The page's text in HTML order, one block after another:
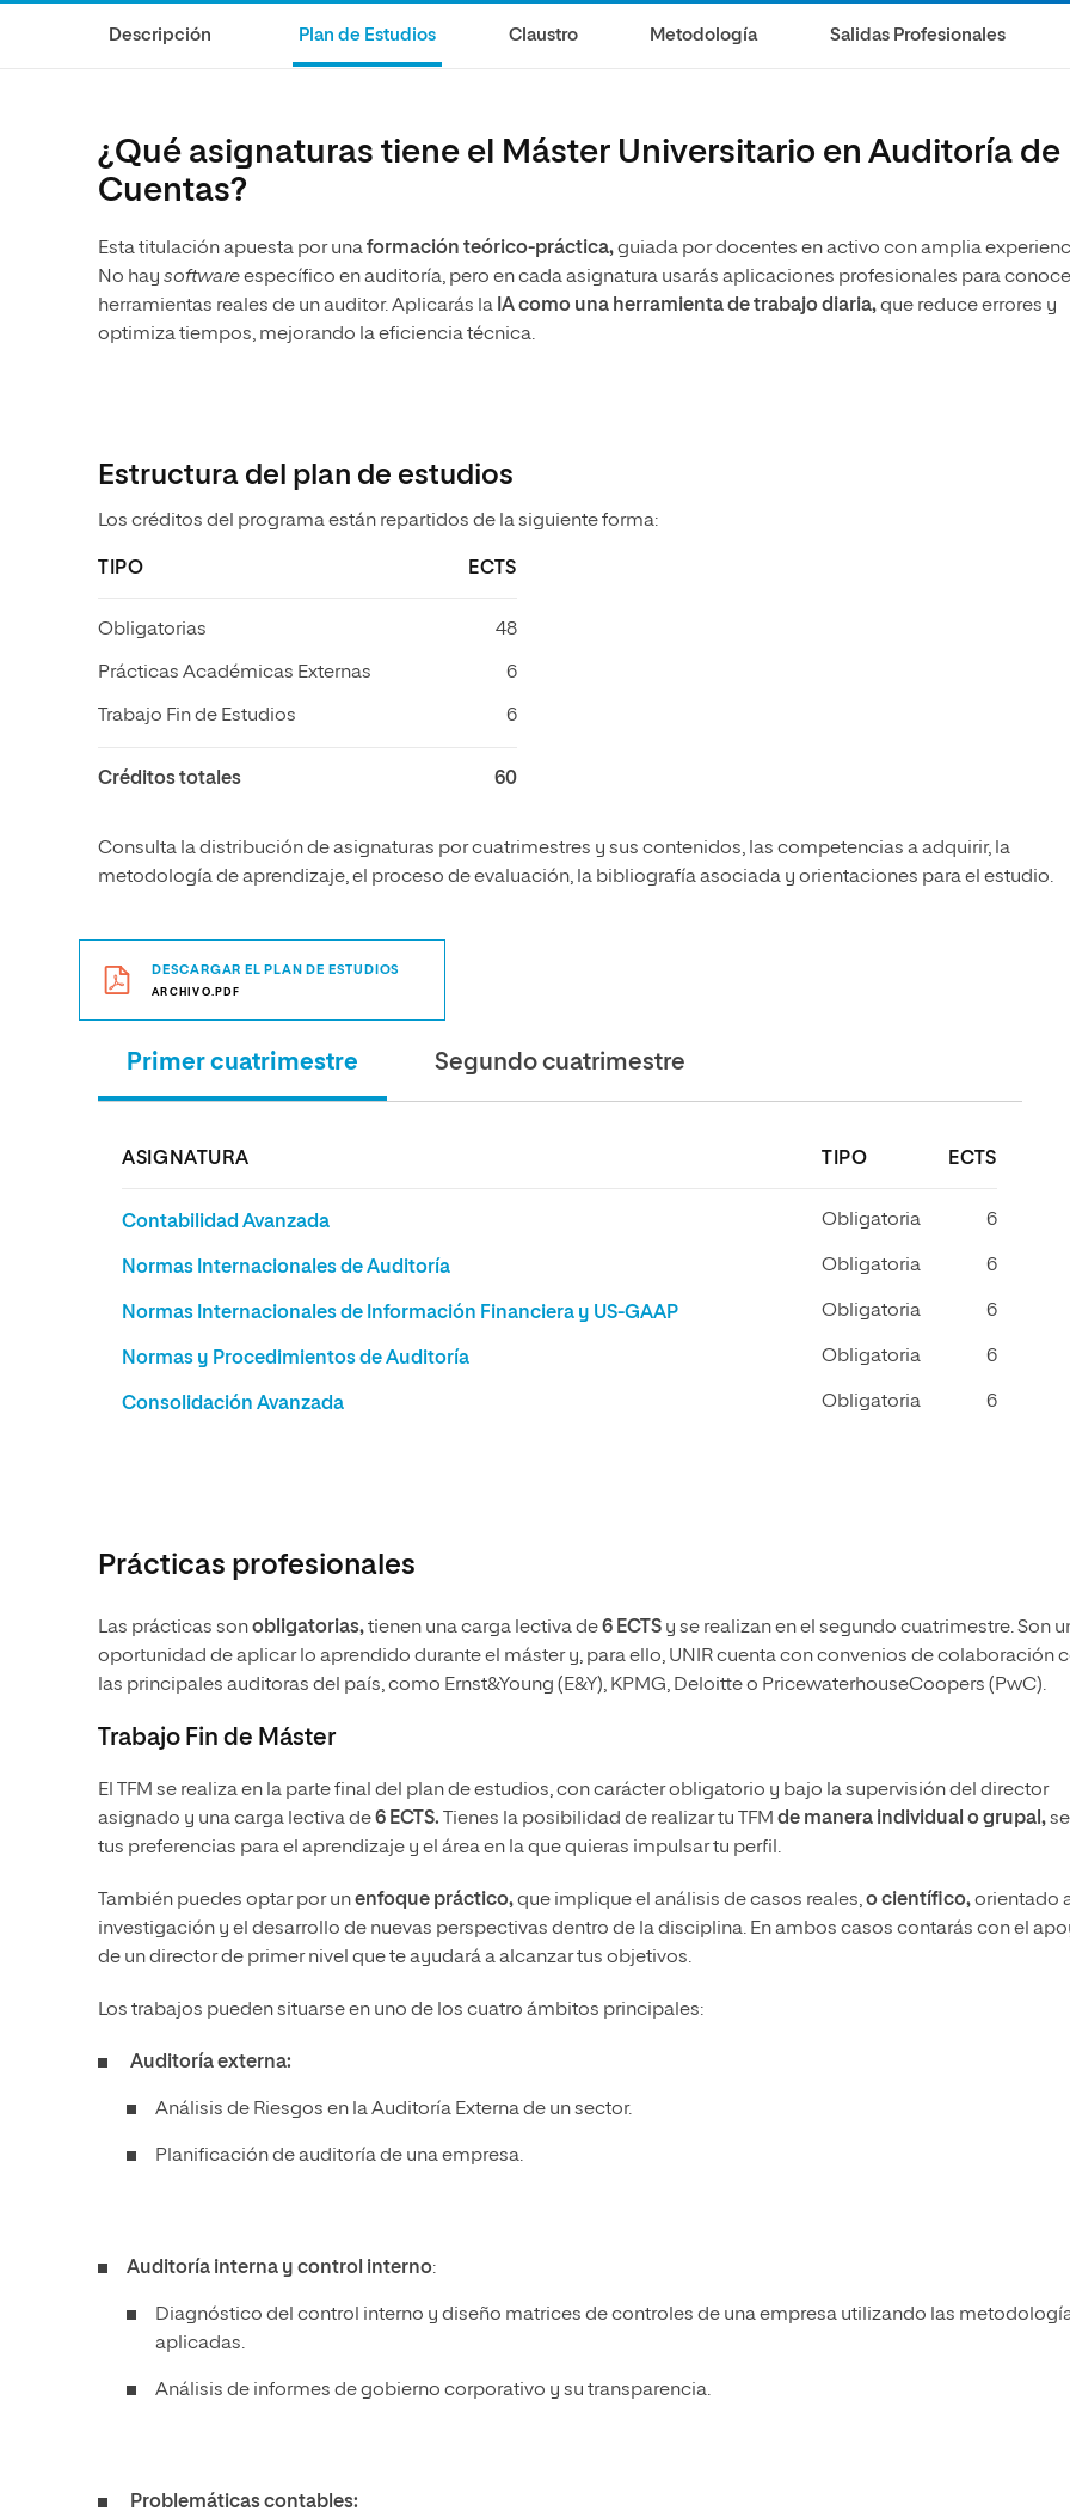
Humanidades
Música
Descripción Plan de Estudios Claustro Metodología Salidas Profesionales
¿Qué asignaturas tiene el Máster Universitario en Auditoría de
Cuentas?
Esta titulación apuesta por unaformación teórico-práctica,guiada por docentes en activo con amplia
No hay softwareespecífico en auditoría, pero en cada asignatura usarás aplicaciones profesionales para
herramientas reales de un auditor. Aplicarás la IA como una herramienta de trabajo diaria,que reduce errores y
optimiza tiempos, mejorando la eficiencia técnica.
Estructura del plan de estudios
Los créditos del programa están repartidos de la siguiente forma:
TIPO ECTS
Obligatorias 48
Prácticas Académicas Externas 6
Trabajo Fin de Estudios 6
Créditos totales 60
Consulta la distribución de asignaturas por cuatrimestres y sus contenidos, las competencias a adquirir, la
metodología de aprendizaje, el proceso de evaluación, la bibliografía asociada y orientaciones para el estudio.
DESCARGAR EL PLAN DE ESTUDIOS
ARCHIVO.PDF
Primer cuatrimestre Segundo cuatrimestre
ASIGNATURA TIPO ECTS
Contabilidad Avanzada Obligatoria 6
Normas Internacionales de Auditoría Obligatoria 6
Normas Internacionales de Información Financiera y US-GAAP Obligatoria 6
Normas y Procedimientos de Auditoría Obligatoria 6
Consolidación Avanzada Obligatoria 6
Prácticas profesionales
Las prácticas sonobligatorias,tienen una carga lectiva de6 ECTS y se realizan en el segundo cuatrimestre. Son
oportunidad de aplicar lo aprendido durante el máster y, para ello, UNIR cuenta con convenios de colaboración
las principales auditoras del país, como Ernst&Young (E&Y), KPMG, Deloitte o PricewaterhouseCoopers (PwC).
Trabajo Fin de Máster
El TFM se realiza en la parte final del plan de estudios, con carácter obligatorio y bajo la supervisión del director
asignado y una carga lectiva de6 ECTS. Tienes la posibilidad de realizar tu TFM de manera individual o grupal,
tus preferencias para el aprendizaje y el área en la que quieras impulsar tu perfil.
También puedes optar por unenfoque práctico,que implique el análisis de casos reales,o científico,orientado
investigación y el desarrollo de nuevas perspectivas dentro de la disciplina. En ambos casos contarás con el
de un director de primer nivel que te ayudará a alcanzar tus objetivos.
Los trabajos pueden situarse en uno de los cuatro ámbitos principales:
Auditoría externa:
Análisis de Riesgos en la Auditoría Externa de un sector.
Planificación de auditoría de una empresa.
Auditoría interna y control interno:
Diagnóstico del control interno y diseño matrices de controles de una empresa utilizando las
aplicadas.
Análisis de informes de gobierno corporativo y su transparencia.
Problemáticas contables: